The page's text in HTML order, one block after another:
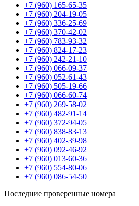
+7 (960) 165-65-35
+7 (960) 204-19-05
+7 (960) 336-25-69
+7 (960) 370-42-02
+7 (960) 783-93-32
+7 (960) 824-17-23
+7 (960) 242-21-10
+7 (960) 066-09-37
+7 (960) 052-61-43
+7 (960) 505-19-66
+7 (960) 066-60-74
+7 (960) 269-58-02
+7 (960) 482-91-14
+7 (960) 372-94-05
+7 (960) 838-83-13
+7 (960) 402-39-98
+7 (960) 092-46-92
+7 (960) 013-60-36
+7 (960) 554-80-06
+7 (960) 086-54-50
Последние проверенные номера